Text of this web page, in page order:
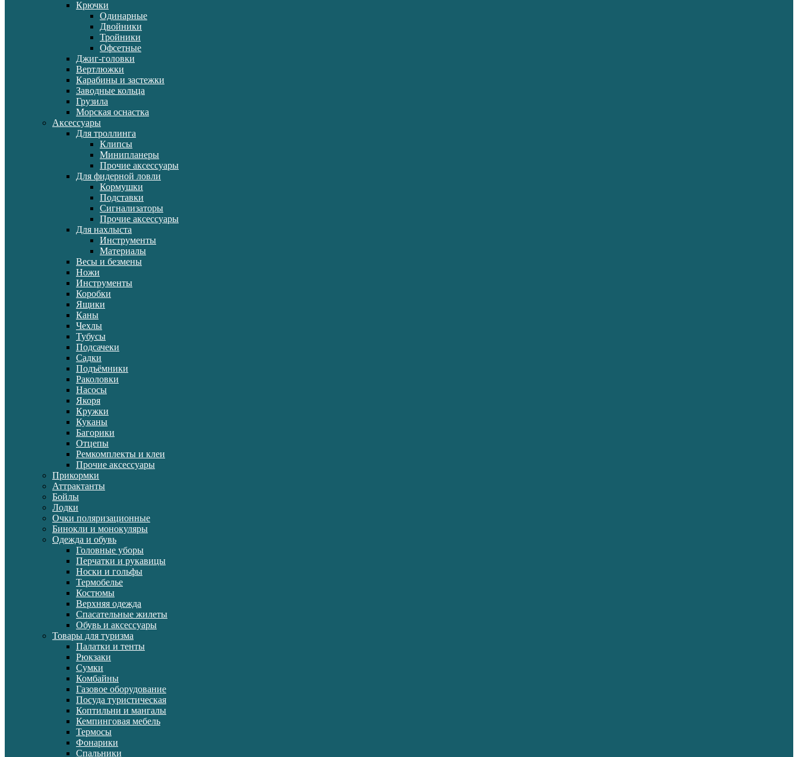
Крючки
Одинарные
Двойники
Тройники
Офсетные
Джиг-головки
Вертлюжки
Карабины и застежки
Заводные кольца
Грузила
Морская оснастка
Аксессуары
Для троллинга
Клипсы
Минипланеры
Прочие аксессуары
Для фидерной ловли
Кормушки
Подставки
Сигнализаторы
Прочие аксессуары
Для нахлыста
Инструменты
Материалы
Весы и безмены
Ножи
Инструменты
Коробки
Ящики
Каны
Чехлы
Тубусы
Подсачеки
Садки
Подъёмники
Раколовки
Насосы
Якоря
Кружки
Куканы
Багорики
Отцепы
Ремкомплекты и клеи
Прочие аксессуары
Прикормки
Аттрактанты
Бойлы
Лодки
Очки поляризационные
Бинокли и монокуляры
Одежда и обувь
Головные уборы
Перчатки и рукавицы
Носки и гольфы
Термобелье
Костюмы
Верхняя одежда
Спасательные жилеты
Обувь и аксессуары
Товары для туризма
Палатки и тенты
Рюкзаки
Сумки
Комбайны
Газовое оборудование
Посуда туристическая
Коптильни и мангалы
Кемпинговая мебель
Термосы
Фонарики
Спальники